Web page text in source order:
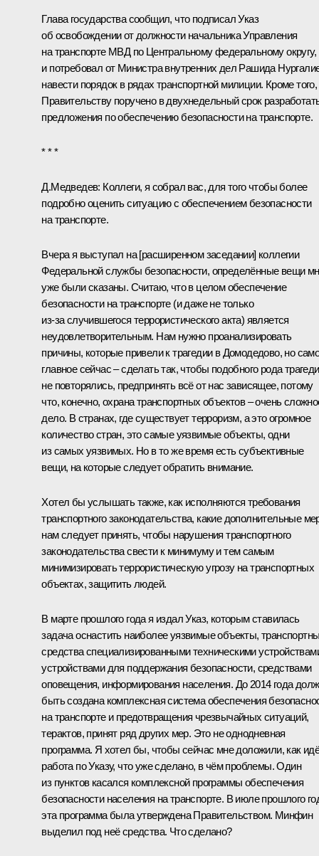
Глава государства сообщил, что подписал Указ
об освобождении от должности начальника Управления
на транспорте МВД по Центральному федеральному округу,
и потребовал от Министра внутренних дел Рашида
навести порядок в рядах транспортной милиции. Кроме того,
Правительству поручено в двухнедельный срок
предложения по обеспечению безопасности на транспорте.
* * *
Д.Медведев: Коллеги, я собрал вас, для того чтобы более
подробно оценить ситуацию с обеспечением безопасности
на транспорте.
Вчера я выступал на [расширенном заседании] коллегии
Федеральной службы безопасности, определённые вещи
уже были сказаны. Считаю, что в целом обеспечение
безопасности на транспорте (и даже не только
из‑за случившегося террористического акта) является
неудовлетворительным. Нам нужно проанализировать
причины, которые привели к трагедии в Домодедово, но
главное сейчас – сделать так, чтобы подобного рода
не повторялись, предпринять всё от нас зависящее, потому
что, конечно, охрана транспортных объектов – очень
дело. В странах, где существует терроризм, а это огромное
количество стран, это самые уязвимые объекты, одни
из самых уязвимых. Но в то же время есть субъективные
вещи, на которые следует обратить внимание.
Хотел бы услышать также, как исполняются требования
транспортного законодательства, какие дополнительные
нам следует принять, чтобы нарушения транспортного
законодательства свести к минимуму и тем самым
минимизировать террористическую угрозу на транспортных
объектах, защитить людей.
В марте прошлого года я издал Указ, которым ставилась
задача оснастить наиболее уязвимые объекты,
средства специализированными техническими
устройствами для поддержания безопасности, средствами
оповещения, информирования населения. До 2014 года
быть создана комплексная система обеспечения
на транспорте и предотвращения чрезвычайных ситуаций,
терактов, принят ряд других мер. Это не однодневная
программа. Я хотел бы, чтобы сейчас мне доложили, как
работа по Указу, что уже сделано, в чём проблемы. Один
из пунктов касался комплексной программы обеспечения
безопасности населения на транспорте. В июле прошлого
эта программа была утверждена Правительством. Минфин
выделил под неё средства. Что сделано?